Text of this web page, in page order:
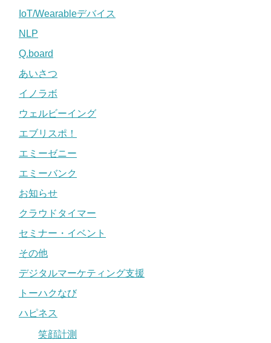
IoT/Wearableデバイス
NLP
Q.board
あいさつ
イノラボ
ウェルビーイング
エブリスポ！
エミーゼニー
エミーバンク
お知らせ
クラウドタイマー
セミナー・イベント
その他
デジタルマーケティング支援
トーハクなび
ハピネス
笑顔計測